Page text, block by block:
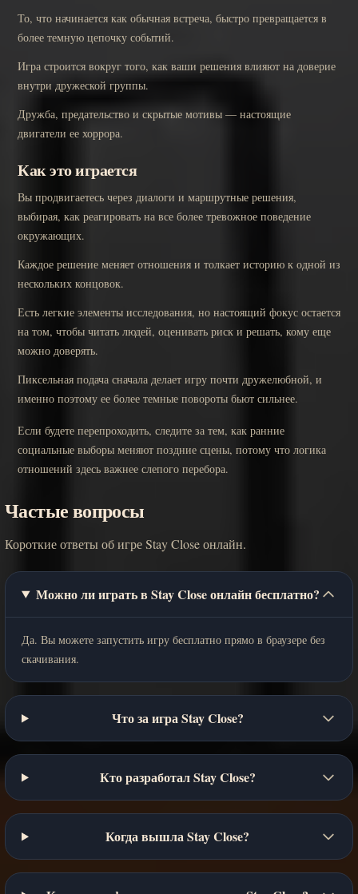
То, что начинается как обычная встреча, быстро превращается в
более темную цепочку событий.
Игра строится вокруг того, как ваши решения влияют на доверие
внутри дружеской группы.
Дружба, предательство и скрытые мотивы — настоящие
двигатели ее хоррора.
Как это играется
Вы продвигаетесь через диалоги и маршрутные решения,
выбирая, как реагировать на все более тревожное поведение
окружающих.
Каждое решение меняет отношения и толкает историю к одной из
нескольких концовок.
Есть легкие элементы исследования, но настоящий фокус остается
на том, чтобы читать людей, оценивать риск и решать, кому еще
можно доверять.
Пиксельная подача сначала делает игру почти дружелюбной, и
именно поэтому ее более темные повороты бьют сильнее.
Если будете перепроходить, следите за тем, как ранние
социальные выборы меняют поздние сцены, потому что логика
отношений здесь важнее слепого перебора.
Частые вопросы
Короткие ответы об игре Stay Close онлайн.
Можно ли играть в Stay Close онлайн бесплатно?
Да. Вы можете запустить игру бесплатно прямо в браузере без
скачивания.
Что за игра Stay Close?
Кто разработал Stay Close?
Когда вышла Stay Close?